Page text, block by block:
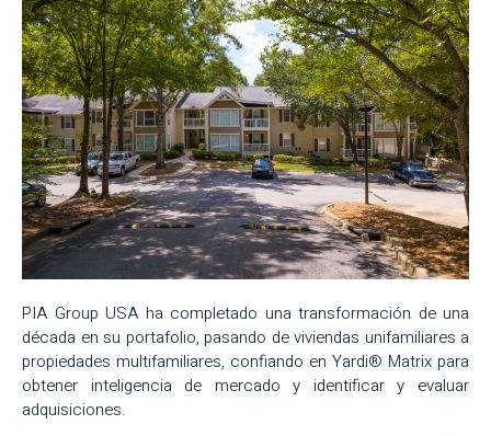
PIA Group USA ha completado una transformación de una
década en su portafolio, pasando de viviendas unifamiliares a
propiedades multifamiliares, confiando en Yardi® Matrix para
obtener inteligencia de mercado y identificar y evaluar
adquisiciones.